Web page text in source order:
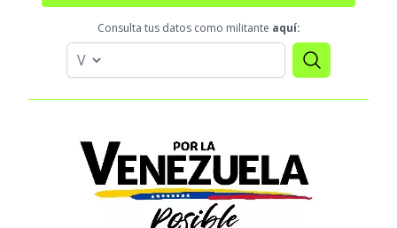
Consulta tus datos como militante aquí: